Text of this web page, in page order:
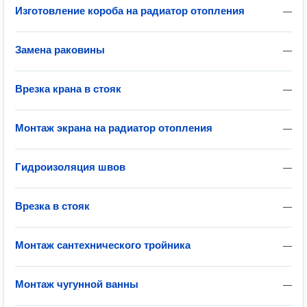
—
Изготовление короба на радиатор отопления
—
Замена раковины
—
Врезка крана в стояк
—
Монтаж экрана на радиатор отопления
—
Гидроизоляция швов
—
Врезка в стояк
—
Монтаж сантехнического тройника
—
Монтаж чугунной ванны